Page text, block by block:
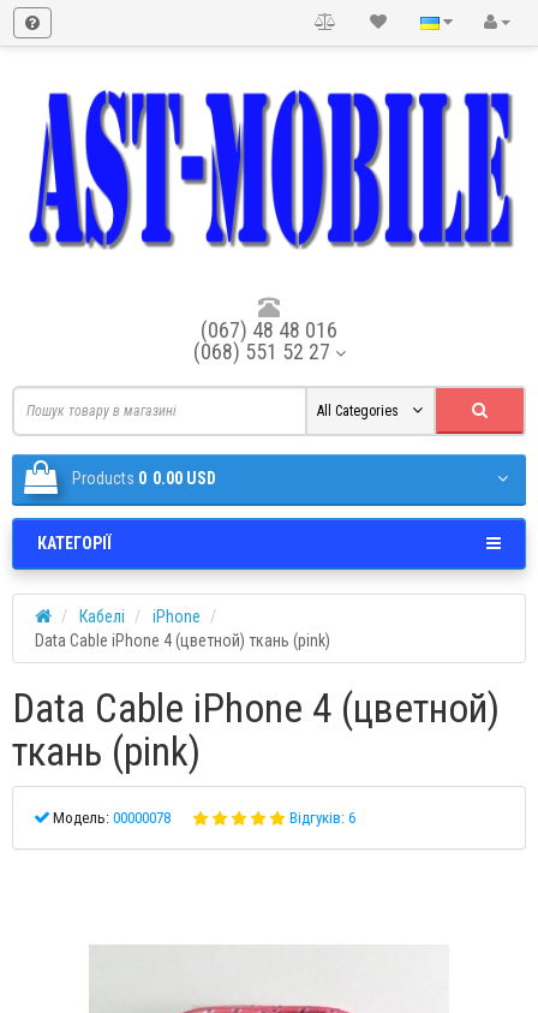
(067) 48 48 016
(068) 551 52 27
All Categories
Products 0 0.00 USD
КАТЕГОРІЇ
Кабелі
iPhone
Data Cable iPhone 4 (цветной) ткань (pink)
Data Cable iPhone 4 (цветной)
ткань (pink)
Модель: 00000078 Відгуків: 6